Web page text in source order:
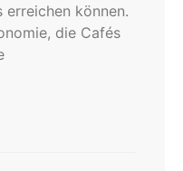
erreichen können.
die Cafés